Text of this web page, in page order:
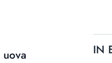
IN